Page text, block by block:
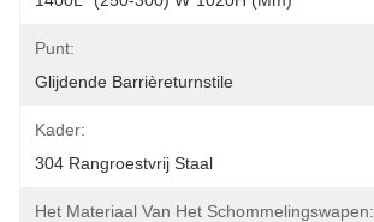
Punt:
Glijdende Barrièreturnstile
Kader:
304 Rangroestvrij Staal
Het Materiaal Van Het Schommelingswapen: